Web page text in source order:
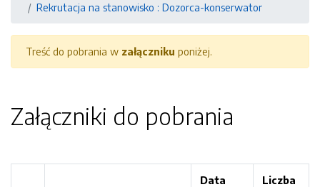
Rekrutacja na stanowisko : Dozorca-konserwator
Treść do pobrania w załączniku poniżej.
Załączniki do pobrania
Data
Liczba